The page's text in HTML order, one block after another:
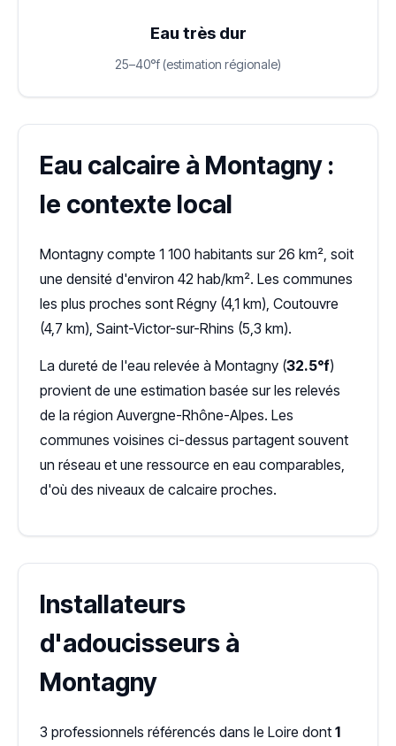
Eau très dur
25–40°f (estimation régionale)
Eau calcaire à Montagny :
le contexte local
Montagny compte 1 100 habitants sur 26 km², soit
une densité d'environ 42 hab/km². Les communes
les plus proches sont Régny (4,1 km), Coutouvre
(4,7 km), Saint-Victor-sur-Rhins (5,3 km).
La dureté de l'eau relevée à Montagny (32.5°f)
provient de une estimation basée sur les relevés
de la région Auvergne-Rhône-Alpes. Les
communes voisines ci-dessus partagent souvent
un réseau et une ressource en eau comparables,
d'où des niveaux de calcaire proches.
Installateurs
d'adoucisseurs à
Montagny
3 professionnels référencés dans le Loire dont 1